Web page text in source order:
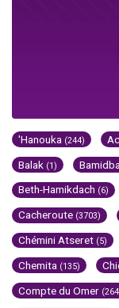
'Hanouka (244)
Balak (1)
Beth-Hamikdach (6)
Cacheroute (3703)
Chémini Atseret (5)
Chemita (135)
Compte du Omer